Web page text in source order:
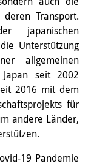
Transport.
japanischen
Unterstützung
allgemeinen
Japan seit 2002
2016 mit dem
für
andere Länder,
19 Pandemie